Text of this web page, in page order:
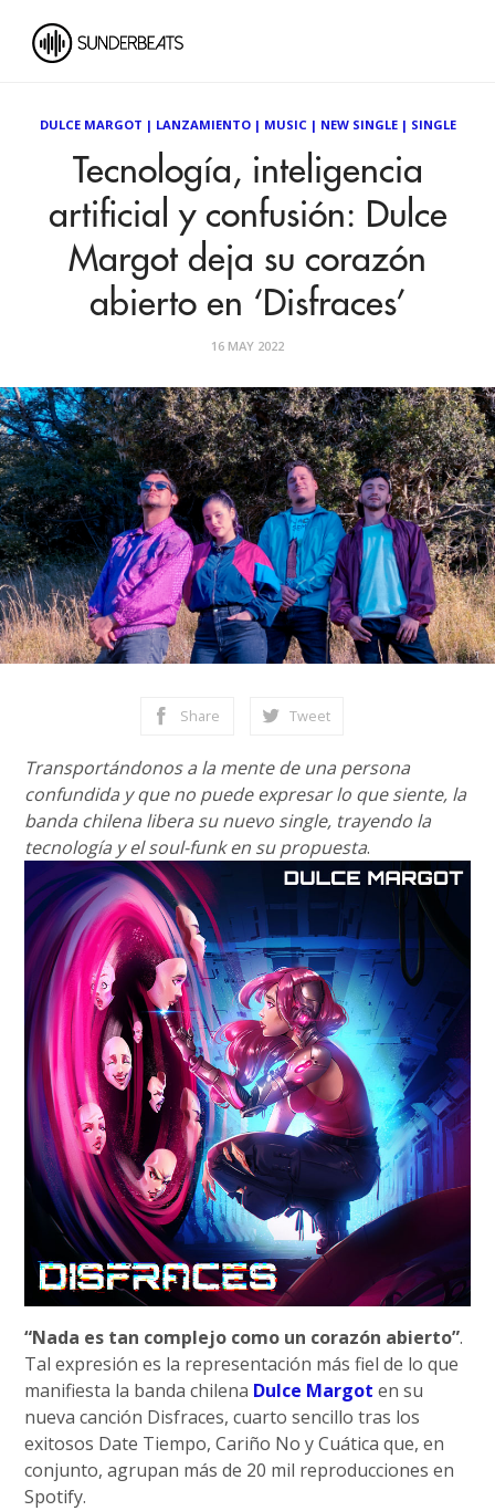
DULCE MARGOT | LANZAMIENTO| MUSIC| NEW SINGLE| SINGLE
Tecnología, inteligencia
artificial y confusión: Dulce
Margot deja su corazón
abierto en ‘Disfraces’
16 MAY 2022
Share Tweet
Transportándonos a la mente de una persona
confundida y que no puede expresar lo que siente, la
banda chilena libera su nuevo single, trayendo la
tecnología y el soul-funk en su propuesta.
“Nada es tan complejo como un corazón abierto”.
Tal expresión es la representación más fiel de lo que
manifiesta la banda chilena Dulce Margot en su
nueva canción Disfraces, cuarto sencillo tras los
exitosos Date Tiempo, Cariño No y Cuática que, en
conjunto, agrupan más de 20 mil reproducciones en
Spotify.